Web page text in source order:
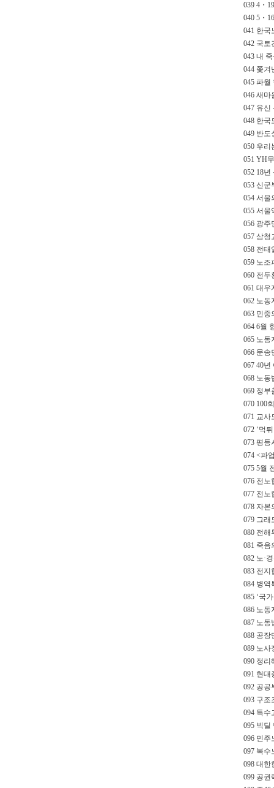
039 4・
040 5・
041 한국
042 국토
043 내
044 쫓겨
045 파월
046 새마
047 유신
048 한국
049 반도
050 우리
051 YH
052 18
053 신군
054 서울
055 서울
056 광주
057 삼청
058 전태
059 노조
060 전두
061 대우
062 노동
063 민중
064 6월
065 노동
066 문송
067 40
068 노동
069 정부
070 100
071 교사
072 ‘먹
073 평등
074 <파
075 5월
076 전노
077 전노
078 자본
079 그래
080 전해
081 죽음
082 노·
083 전지
084 병역
085 ‘국
086 노동
087 노동
088 공장
089 노사
090 정리
091 현대
092 공공
093 구조
094 특수
095 빅딜
096 민주
097 복수
098 대한
099 공권